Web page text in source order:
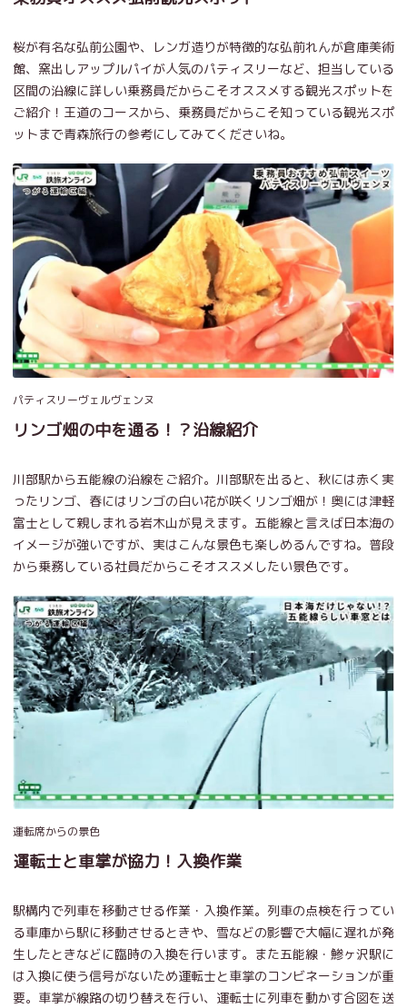
桜が有名な弘前公園や、レンガ造りが特徴的な弘前れんが倉庫美術
館、窯出しアップルパイが人気のパティスリーなど、担当している
区間の沿線に詳しい乗務員だからこそオススメする観光スポットを
ご紹介！王道のコースから、乗務員だからこそ知っている観光スポ
ットまで青森旅行の参考にしてみてくださいね。
パティスリーヴェルヴェンヌ
リンゴ畑の中を通る！？沿線紹介
川部駅から五能線の沿線をご紹介。川部駅を出ると、秋には赤く実
ったリンゴ、春にはリンゴの白い花が咲くリンゴ畑が！奥には津軽
富士として親しまれる岩木山が見えます。五能線と言えば日本海の
イメージが強いですが、実はこんな景色も楽しめるんですね。普段
から乗務している社員だからこそオススメしたい景色です。
運転席からの景色
運転士と車掌が協力！入換作業
駅構内で列車を移動させる作業・入換作業。列車の点検を行ってい
る車庫から駅に移動させるときや、雪などの影響で大幅に遅れが発
生したときなどに臨時の入換を行います。また五能線・鯵ヶ沢駅に
は入換に使う信号がないため運転士と車掌のコンビネーションが重
要。車掌が線路の切り替えを行い、運転士に列車を動かす合図を送